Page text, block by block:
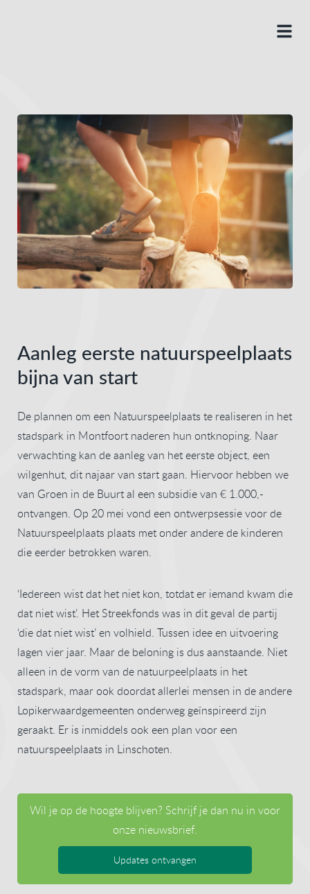
Aanleg eerste natuurspeelplaats
bijna van start
De plannen om een Natuurspeelplaats te realiseren in het
stadspark in Montfoort naderen hun ontknoping. Naar
verwachting kan de aanleg van het eerste object, een
wilgenhut, dit najaar van start gaan. Hiervoor hebben we
van Groen in de Buurt al een subsidie van € 1.000,-
ontvangen. Op 20 mei vond een ontwerpsessie voor de
Natuurspeelplaats plaats met onder andere de kinderen
die eerder betrokken waren.
‘Iedereen wist dat het niet kon, totdat er iemand kwam die
dat niet wist’. Het Streekfonds was in dit geval de partij
‘die dat niet wist’ en volhield. Tussen idee en uitvoering
lagen vier jaar. Maar de beloning is dus aanstaande. Niet
alleen in de vorm van de natuurpeelplaats in het
stadspark, maar ook doordat allerlei mensen in de andere
Lopikerwaardgemeenten onderweg geïnspireerd zijn
geraakt. Er is inmiddels ook een plan voor een
natuurspeelplaats in Linschoten.
Wil je op de hoogte blijven? Schrijf je dan nu in voor
onze nieuwsbrief.
Updates ontvangen